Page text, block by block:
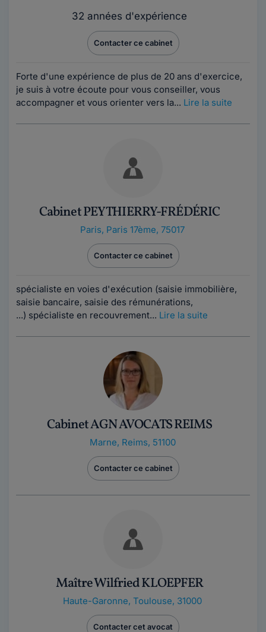
32 années d'expérience
Contacter ce cabinet
Forte d'une expérience de plus de 20 ans d'exercice,
je suis à votre écoute pour vous conseiller, vous
accompagner et vous orienter vers la... Lire la suite
Cabinet PEY THIERRY-FRÉDÉRIC
Paris, Paris 17ème, 75017
Contacter ce cabinet
spécialiste en voies d'exécution (saisie immobilière,
saisie bancaire, saisie des rémunérations,
...) spécialiste en recouvrement... Lire la suite
Cabinet AGN AVOCATS REIMS
Marne, Reims, 51100
Contacter ce cabinet
Maître Wilfried KLOEPFER
Haute-Garonne, Toulouse, 31000
Contacter cet avocat